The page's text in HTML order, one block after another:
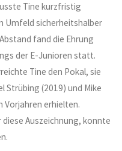
Tine kurzfristig
Umfeld sicherheitshalber
fand die Ehrung
der E-Junioren statt.
Tine den Pokal, sie
Strübing (2019) und Mike
Vorjahren erhielten.
Auszeichnung, konnte